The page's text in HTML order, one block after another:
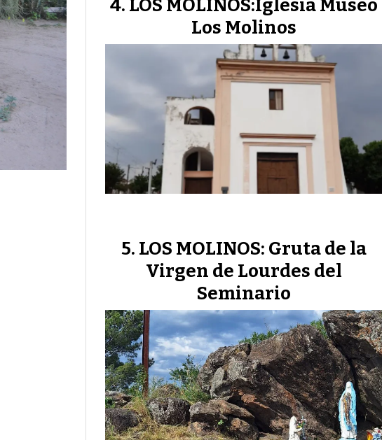
LOS MOLINOS:Iglesia Museo
Los Molinos
LOS MOLINOS: Gruta de la
Virgen de Lourdes del
Seminario